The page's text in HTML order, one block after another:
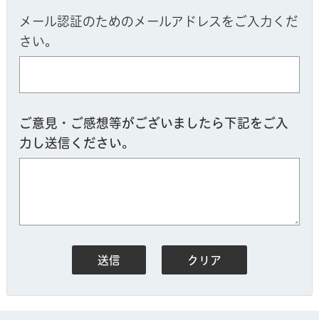
メール認証のためのメールアドレスをご入力くだ
さい。
ご意見・ご感想等がございましたら下記をご入
力し送信ください。